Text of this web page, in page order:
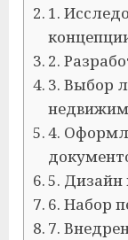
1.
2.
3. Выбор
4.
5. Дизайн
6. Набор
7.